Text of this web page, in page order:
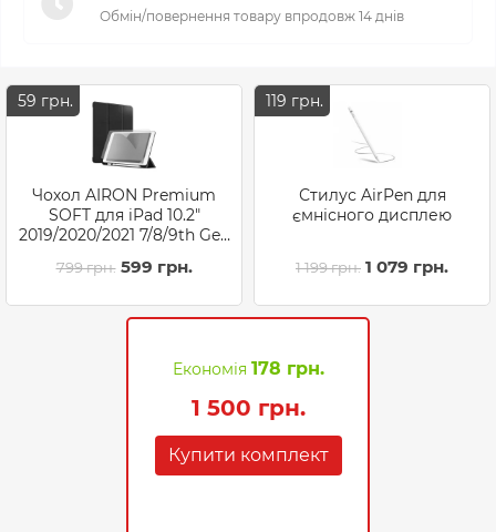
Обмін/повернення товару впродовж 14 днів
59 грн.
Чохол AIRON Premium
SOFT для iPad 10.2"
2019/2020/2021 7/8/9th Gen
плівкою та серветкою
799 грн. 599 грн.
119 грн.
Стилус AirPen для
ємнісного дисплею
1 199 грн. 1 079 грн.
Економія 178 грн.
1 500 грн.
Купити комплект